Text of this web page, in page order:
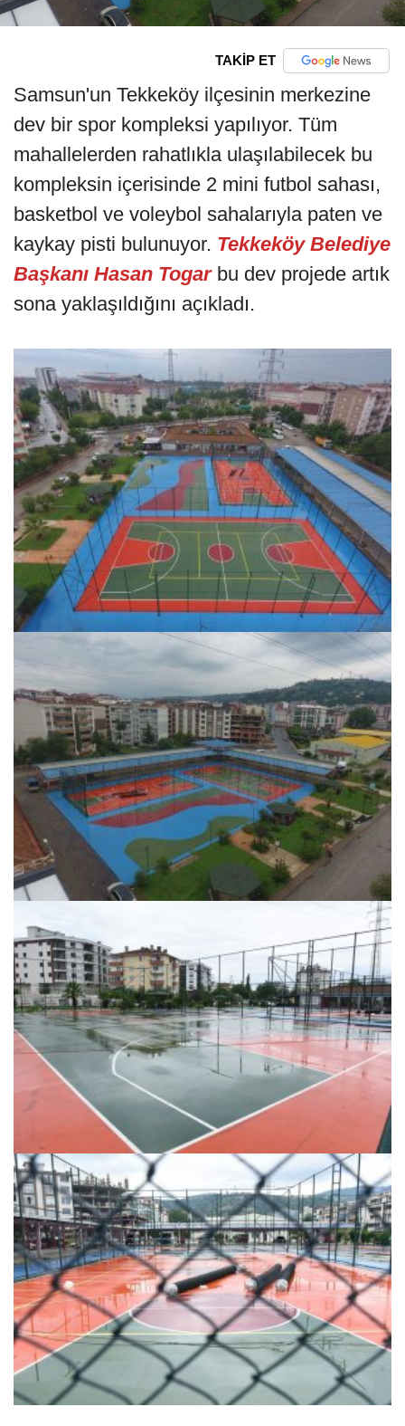
TAKİP ET
Samsun'un Tekkeköy ilçesinin merkezine
dev bir spor kompleksi yapılıyor. Tüm
mahallelerden rahatlıkla ulaşılabilecek bu
kompleksin içerisinde 2 mini futbol sahası,
basketbol ve voleybol sahalarıyla paten ve
kaykay pisti bulunuyor. Tekkeköy Belediye
Başkanı Hasan Togarbu dev projede artık
sona yaklaşıldığını açıkladı.